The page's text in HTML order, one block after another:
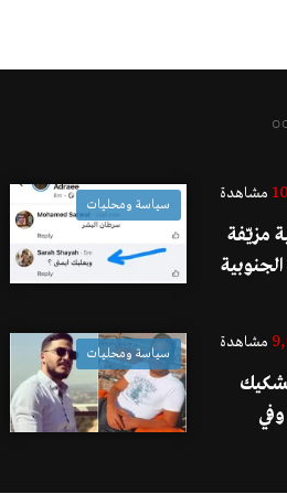
مشاهدة
مزيّفة
في
سياسة ومحليات
مشاهدة
سياسة ومحليات